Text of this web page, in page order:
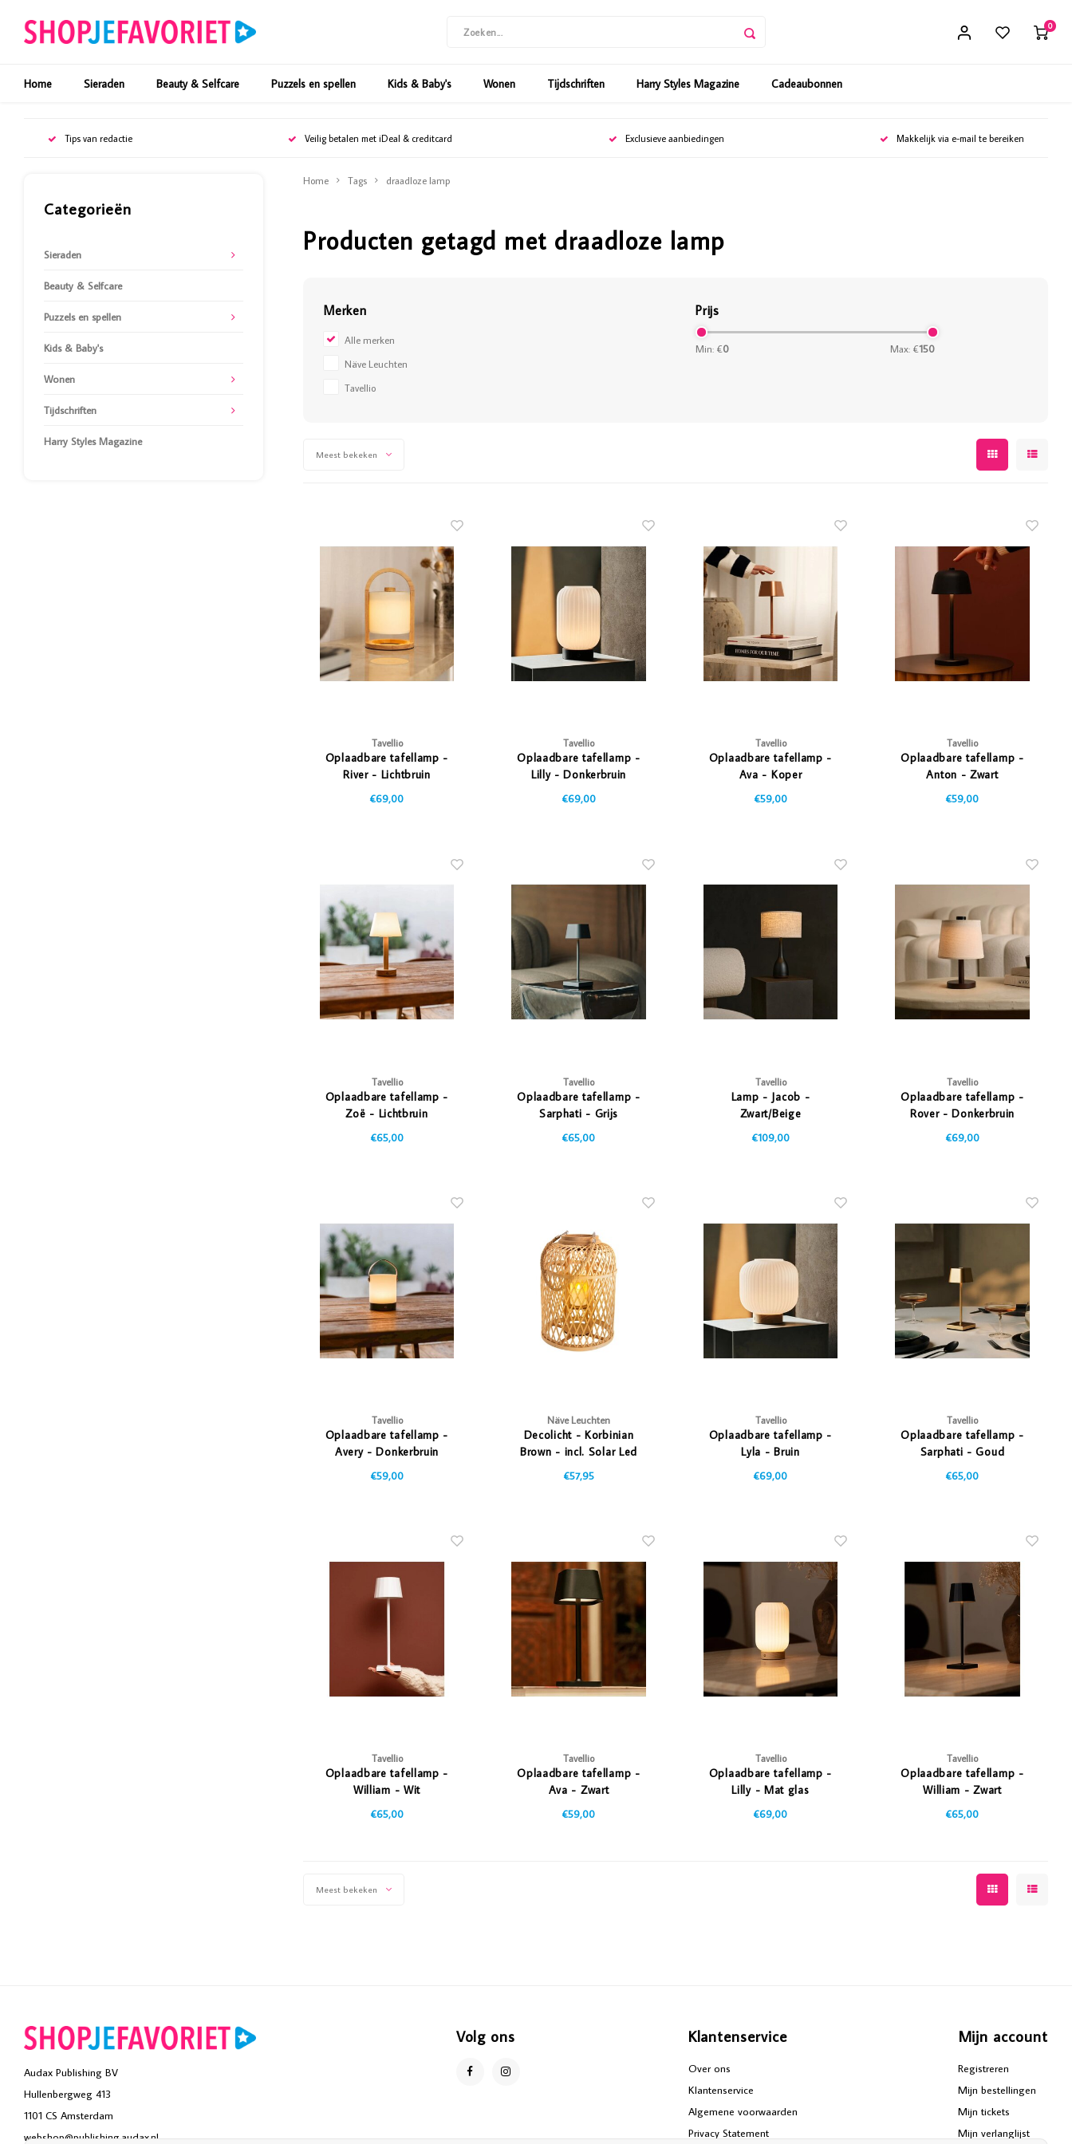
0
Home Sieraden Beauty & Selfcare Puzzels en spellen Kids & Baby's Wonen Tijdschriften Harry Styles Magazine Cadeaubonnen
Tips van redactie Veilig betalen met iDeal & creditcard Exclusieve aanbiedingen Makkelijk via e-mail te bereiken
Categorieën
Sieraden
Beauty & Selfcare
Puzzels en spellen
Kids & Baby's
Wonen
Tijdschriften
Harry Styles Magazine
Home Tags draadloze lamp
Producten getagd met draadloze lamp
Merken
Alle merken
Näve Leuchten
Tavellio
Prijs
Min: €0 Max: €150
Meest bekeken
Tavellio
Oplaadbare tafellamp -
River - Lichtbruin
€69,00
Tavellio
Oplaadbare tafellamp -
Lilly - Donkerbruin
€69,00
Tavellio
Oplaadbare tafellamp -
Ava - Koper
€59,00
Tavellio
Oplaadbare tafellamp -
Anton - Zwart
€59,00
Tavellio
Oplaadbare tafellamp -
Zoë - Lichtbruin
€65,00
Tavellio
Oplaadbare tafellamp -
Sarphati - Grijs
€65,00
Tavellio
Lamp - Jacob -
Zwart/Beige
€109,00
Tavellio
Oplaadbare tafellamp -
Rover - Donkerbruin
€69,00
Tavellio
Oplaadbare tafellamp -
Avery - Donkerbruin
€59,00
Näve Leuchten
Decolicht - Korbinian
Brown - incl. Solar Led
Candle
€57,95
Tavellio
Oplaadbare tafellamp -
Lyla - Bruin
€69,00
Tavellio
Oplaadbare tafellamp -
Sarphati - Goud
€65,00
Tavellio
Oplaadbare tafellamp -
William - Wit
€65,00
Tavellio
Oplaadbare tafellamp -
Ava - Zwart
€59,00
Tavellio
Oplaadbare tafellamp -
Lilly - Mat glas
€69,00
Tavellio
Oplaadbare tafellamp -
William - Zwart
€65,00
Meest bekeken
Audax Publishing BV
Hullenbergweg 413
1101 CS Amsterdam
webshop@publishing.audax.nl
Volg ons Klantenservice
Over ons
Klantenservice
Algemene voorwaarden
Privacy Statement
Mijn account
Registreren
Mijn bestellingen
Mijn tickets
Mijn verlanglijst